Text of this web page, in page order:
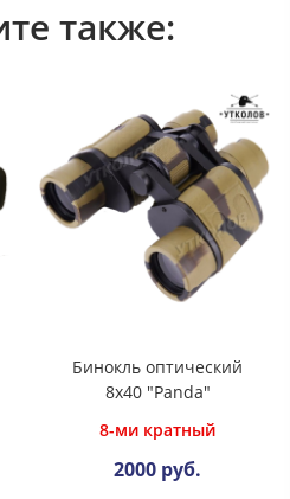
также:
Бинокль оптический
8х40 "Panda"
8-ми кратный
2000 руб.